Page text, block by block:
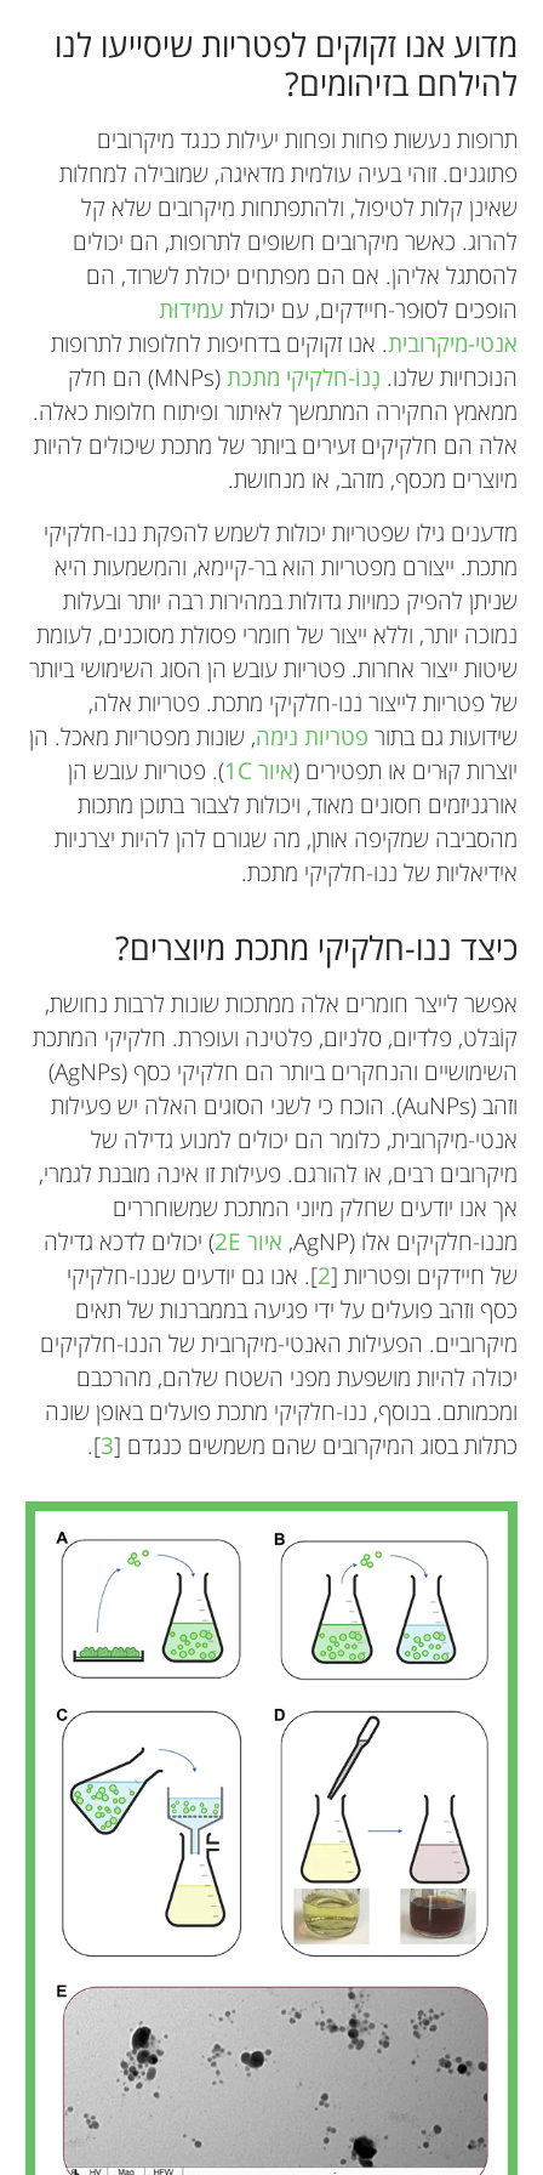
מדוע אנו זקוקים לפטריות שיסייעו לנו
להילחם בזיהומים?
תרופות נעשות פחות ופחות יעילות כנגד מיקרובים
פתוגנים. זוהי בעיה עולמית מדאיגה, שמובילה למחלות
שאינן קלות לטיפול, ולהתפתחות מיקרובים שלא קל
להרוג. כאשר מיקרובים חשופים לתרופות, הם יכולים
להסתגל אליהן. אם הם מפתחים יכולת לשרוד, הם
הופכים לסוּפר-חיידקים, עם יכולת עמידוּת
אנטי-מיקרובית. אנו זקוקים בדחיפות לחלופות לתרופות
הנוכחיות שלנו. נָנוֹ-חלקיקי מתכת
(MNPs) הם חלק
ממאמץ החקירה המתמשך לאיתור ופיתוח חלופות כאלה.
אלה הם חלקיקים זעירים ביותר של מתכת שיכולים להיות
מיוצרים מכסף, מזהב, או מנחושת.
מדענים גילו שפטריות יכולות לשמש להפקת ננו-חלקיקי
מתכת. ייצורם מפטריות הוא בר-קיימא, והמשמעות היא
שניתן להפיק כמויות גדולות במהירות רבה יותר ובעלות
נמוכה יותר, וללא ייצור של חומרי פסולת מסוכנים, לעומת
שיטות ייצור אחרות. פטריות עובש הן הסוג השימושי ביותר
של פטריות לייצור ננו-חלקיקי מתכת. פטריות אלה,
שידועות גם בתור פטריות נימה, שונות מפטריות מאכל. הן
יוצרות קוּרים או תפטירים (איור 1C
). פטריות עובש הן
אורגניזמים חסונים מאוד, ויכולות לצבור בתוכן מתכות
מהסביבה שמקיפה אותן, מה שגורם להן להיות יצרניות
אידיאליות של ננו-חלקיקי מתכת.
כיצד ננו-חלקיקי מתכת מיוצרים?
אפשר לייצר חומרים אלה ממתכות שונות לרבות נחושת,
קוֹבּלט, פלדיום, סלניום, פלטינה ועופרת. חלקיקי המתכת
השימושיים והנחקרים ביותר הם חלקיקי כסף (AgNPs)
וזהב (AuNPs). הוכח כי לשני הסוגים האלה יש פעילות
אנטי-מיקרובית, כלומר הם יכולים למנוע גדילה של
מיקרובים רבים, או להורגם. פעילות זו אינה מובנת לגמרי,
אך אנו יודעים שחלק מיוני המתכת שמשוחררים
מננו-חלקיקים אלו (AgNP,
איור 2E
) יכולים לדכא גדילה
של חיידקים ופטריות [2]. אנו גם יודעים שננו-חלקיקי
כסף וזהב פועלים על ידי פגיעה בממברנות של תאים
מיקרוביים. הפעילות האנטי-מיקרובית של הננו-חלקיקים
יכולה להיות מושפעת מפני השטח שלהם, מהרכבם
ומכמותם. בנוסף, ננו-חלקיקי מתכת פועלים באופן שונה
כתלות בסוג המיקרובים שהם משמשים כנגדם [3
].